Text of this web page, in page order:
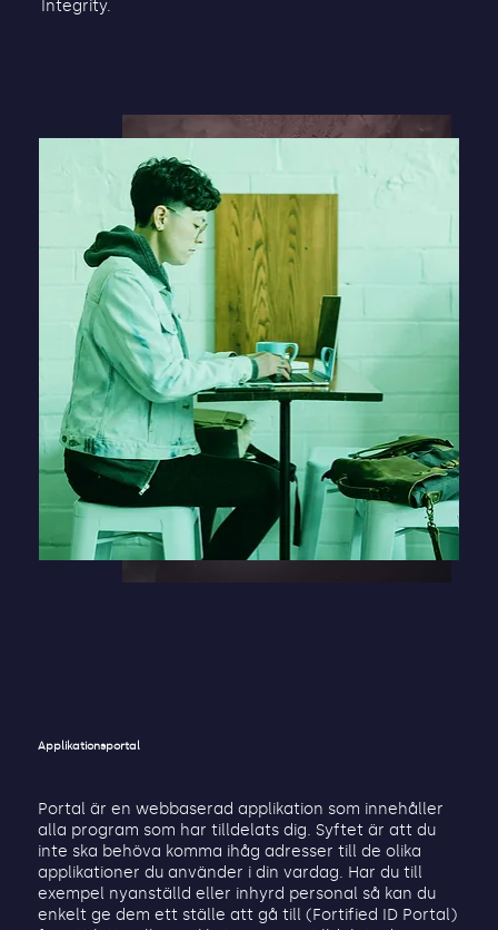
Integrity.
Applikationsportal
Portal är en webbaserad applikation som innehåller
alla program som har tilldelats dig. Syftet är att du
inte ska behöva komma ihåg adresser till de olika
applikationer du använder i din vardag. Har du till
exempel nyanställd eller inhyrd personal så kan du
enkelt ge dem ett ställe att gå till (Fortified ID Portal)